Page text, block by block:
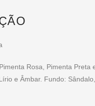
Rosa, Pimenta Preta
e Âmbar. Fundo: